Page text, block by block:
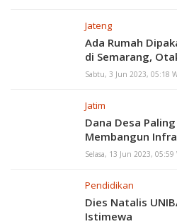
Jateng
Ada Rumah
di Semarang,
Sabtu, 3 Jun 2023, 05:18
Jatim
Dana Desa
Membangun
Selasa, 13 Jun 2023, 05:59
Pendidikan
Dies Natalis
Istimewa